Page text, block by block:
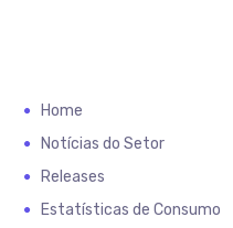
Home
Notícias do Setor
Releases
Estatísticas de Consumo